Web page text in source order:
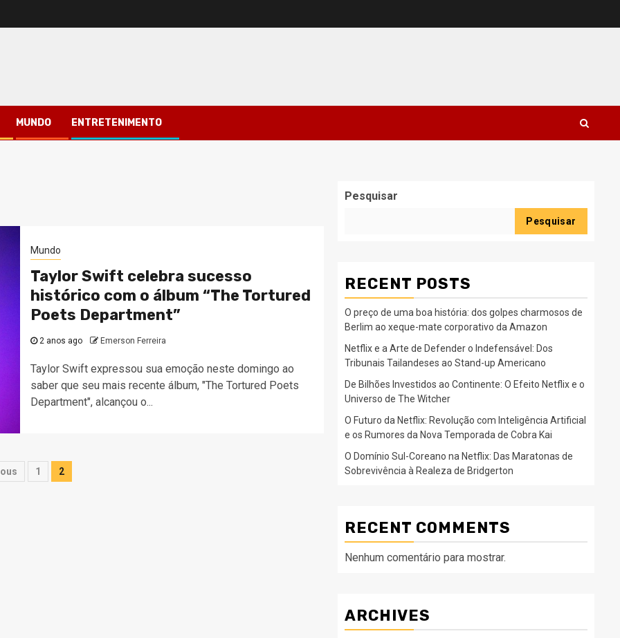
MUNDO ENTRETENIMENTO
Mundo
Taylor Swift celebra sucesso
histórico com o álbum “The Tortured
Poets Department”
2 anos ago Emerson Ferreira
Taylor Swift expressou sua emoção neste domingo ao
saber que seu mais recente álbum, "The Tortured Poets
Department", alcançou o...
1 2
Pesquisar
Pesquisar
RECENT POSTS
O preço de uma boa história: dos golpes charmosos de
Berlim ao xeque-mate corporativo da Amazon
Netflix e a Arte de Defender o Indefensável: Dos
Tribunais Tailandeses ao Stand-up Americano
De Bilhões Investidos ao Continente: O Efeito Netflix e o
Universo de The Witcher
O Futuro da Netflix: Revolução com Inteligência Artificial
e os Rumores da Nova Temporada de Cobra Kai
O Domínio Sul-Coreano na Netflix: Das Maratonas de
Sobrevivência à Realeza de Bridgerton
RECENT COMMENTS
Nenhum comentário para mostrar.
ARCHIVES